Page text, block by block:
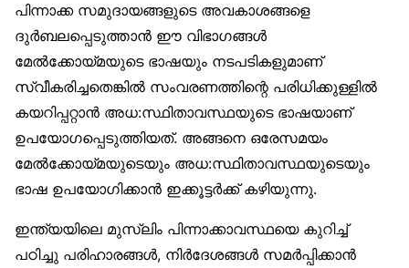
പിന്നാക്ക സമുദായങ്ങളുടെ അവകാശങ്ങളെ
ദുർബലപ്പെടുത്താൻ ഈ വിഭാഗങ്ങൾ
മേൽക്കോയ്മയുടെ ഭാഷയും നടപടികളുമാണ്
സ്വീകരിച്ചതെങ്കിൽ സംവരണത്തിന്റെ പരിധിക്കുള്ളിൽ
കയറിപ്പറ്റാൻ അധ:സ്ഥിതാവസ്ഥയുടെ ഭാഷയാണ്
ഉപയോഗപ്പെടുത്തിയത്. അങ്ങനെ ഒരേസമയം
മേൽക്കോയ്മയുടെയും അധ:സ്ഥിതാവസ്ഥയുടെയും
ഭാഷ ഉപയോഗിക്കാൻ ഇക്കൂട്ടർക്ക് കഴിയുന്നു.
ഇന്ത്യയിലെ മുസ്‌ലിം പിന്നാക്കാവസ്ഥയെ കുറിച്ച്
പഠിച്ചു പരിഹാരങ്ങൾ, നിർദേശങ്ങൾ സമർപ്പിക്കാൻ